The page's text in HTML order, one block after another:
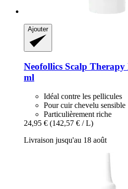
Ajouter
Neofollics Scalp
ml
Idéal contre les pellicules
Pour cuir chevelu sensible
Particulièrement riche
24,95 € (142,57 € / L)
Livraison jusqu'au 18 août